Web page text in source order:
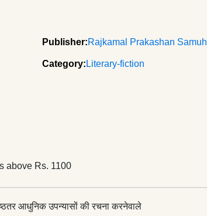
Publisher:Rajkamal Prakashan Samuh
Category: Literary-fiction
above Rs. 1100
आधुनिक उपन्यासों की रचना करनेवाले